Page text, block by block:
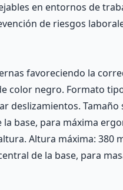
en entornos de
de riesgos
favoreciendo la
color negro. Formato
deslizamientos. Tamaño
base, para máxima
Altura máxima:
de la base, para